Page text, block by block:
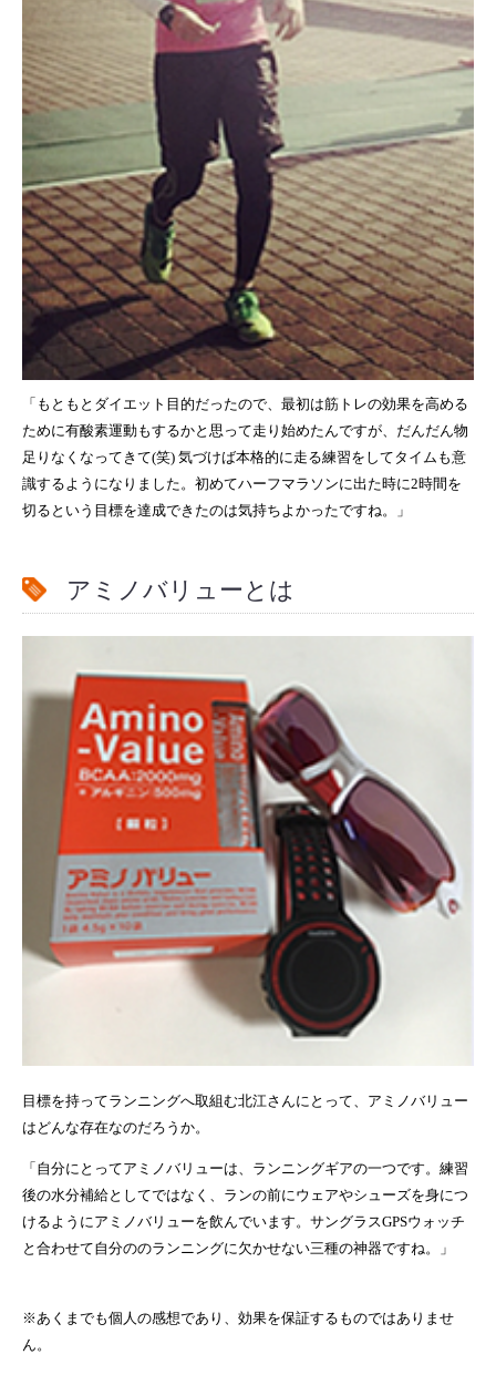
「もともとダイエット目的だったので、最初は筋トレの効果を高める
ために有酸素運動もするかと思って走り始めたんですが、だんだん物
足りなくなってきて(笑) 気づけば本格的に走る練習をしてタイムも意
識するようになりました。初めてハーフマラソンに出た時に2時間を
切るという目標を達成できたのは気持ちよかったですね。」
アミノバリューとは
目標を持ってランニングへ取組む北江さんにとって、アミノバリュー
はどんな存在なのだろうか。
「自分にとってアミノバリューは、ランニングギアの一つです。練習
後の水分補給としてではなく、ランの前にウェアやシューズを身につ
けるようにアミノバリューを飲んでいます。サングラスGPSウォッチ
と合わせて自分ののランニングに欠かせない三種の神器ですね。」
※あくまでも個人の感想であり、効果を保証するものではありませ
ん。